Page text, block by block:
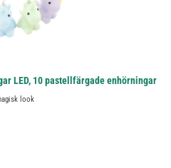
LED, 10 pastellfärgade enhörningar
look